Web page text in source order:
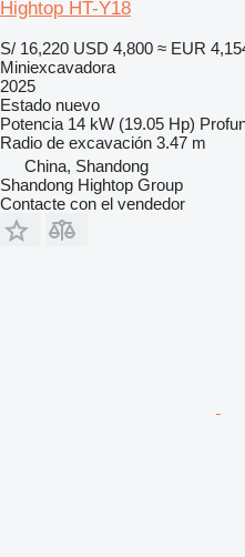
Hightop HT-Y18
S/ 16,220 USD 4,800 ≈ EUR
Miniexcavadora
2025
Estado nuevo
Potencia 14 kW (19.05 Hp)
Radio de excavación 3.47 m
China, Shandong
Shandong Hightop Group
Contacte con el vendedor